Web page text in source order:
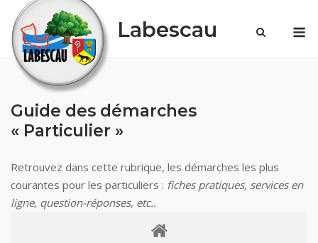
content
Labescau
Guide des démarches
« Particulier »
Retrouvez dans cette rubrique, les démarches les plus
courantes pour les particuliers : fiches pratiques, services en
ligne, question-réponses, etc..